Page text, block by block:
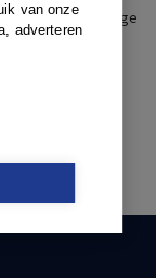
van onze
adverteren
tijdige